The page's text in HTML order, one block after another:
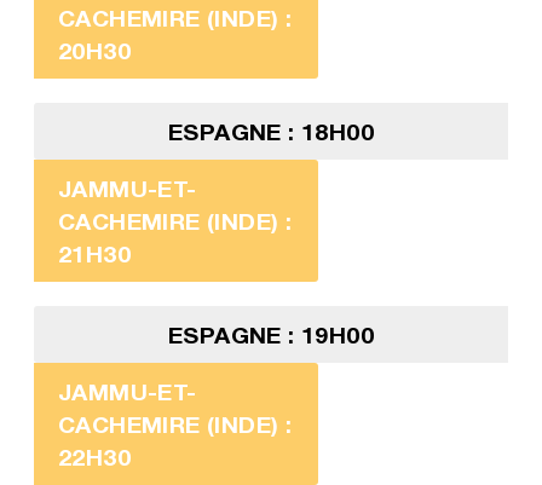
CACHEMIRE (INDE) :
20H30
ESPAGNE : 18H00
JAMMU-ET-
CACHEMIRE (INDE) :
21H30
ESPAGNE : 19H00
JAMMU-ET-
CACHEMIRE (INDE) :
22H30